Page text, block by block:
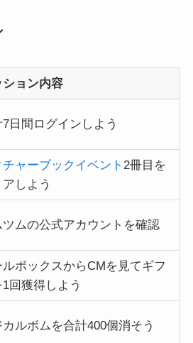
ション内容
日間ログインしよう
チャーブックイベント2冊目を
アしよう
ツムの公式アカウントを確認
ルボックスからCMを見てギフ
1回獲得しよう
カルボムを合計400個消そう